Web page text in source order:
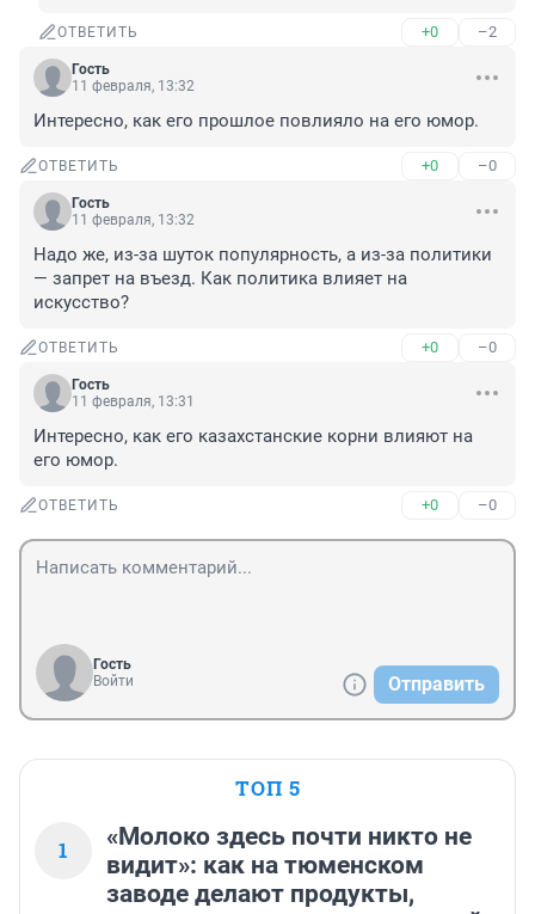
ОТВЕТИТЬ +0 –2
Гость
11 февраля, 13:32
Интересно, как его прошлое повлияло на его юмор.
ОТВЕТИТЬ +0 –0
Гость
11 февраля, 13:32
Надо же, из-за шуток популярность, а из-за политики
— запрет на въезд. Как политика влияет на
искусство?
ОТВЕТИТЬ +0 –0
Гость
11 февраля, 13:31
Интересно, как его казахстанские корни влияют на
его юмор.
ОТВЕТИТЬ +0 –0
Гость
Войти
Отправить
ТОП 5
1
«Молоко здесь почти никто не
видит»: как на тюменском
заводе делают продукты,